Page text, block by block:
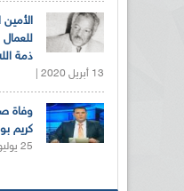
الأمين
ذمة
13 أبريل 2020 |
وفاة
كريم
25 يوليو 2021 |